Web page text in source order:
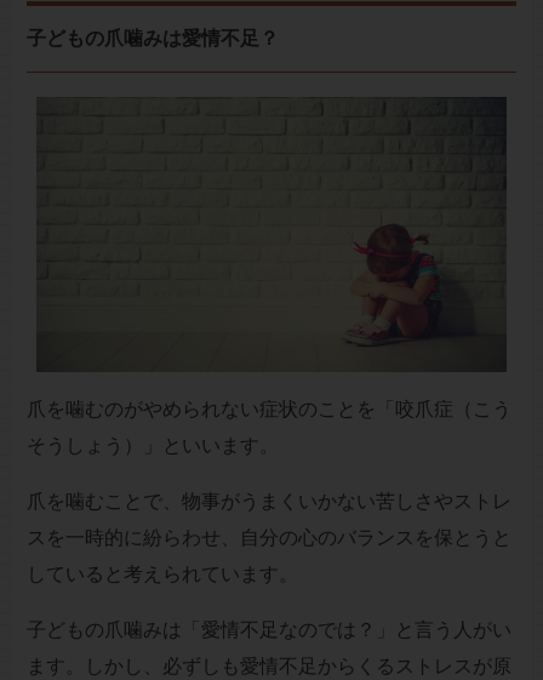
子どもの爪噛みは愛情不足？
爪を噛むのがやめられない症状のことを「咬爪症（こう
そうしょう）」といいます。
爪を噛むことで、物事がうまくいかない苦しさやストレ
スを一時的に紛らわせ、自分の心のバランスを保とうと
していると考えられています。
子どもの爪噛みは「愛情不足なのでは？」と言う人がい
ます。しかし、必ずしも愛情不足からくるストレスが原